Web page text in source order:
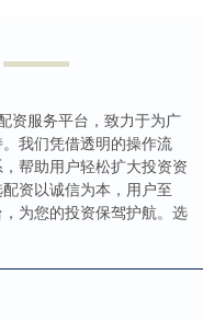
资服务平台，致力于为广
我们凭借透明的操作流
帮助用户轻松扩大投资资
资以诚信为本，用户至
为您的投资保驾护航。选